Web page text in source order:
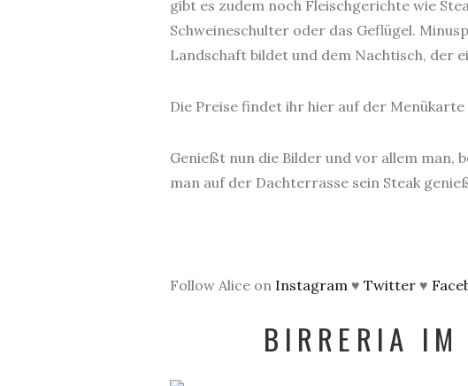
gibt es zudem noch Fleischgerichte wie
Schweineschulter oder das Geflügel.
Landschaft bildet und dem Nachtisch, der
Die Preise findet ihr hier auf der Menükarte
Genießt nun die Bilder und vor allem man,
man auf der Dachterrasse sein Steak
Follow Alice on Instagram ♥ Twitter ♥
BIRRERIA